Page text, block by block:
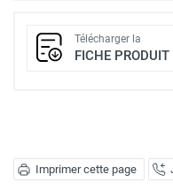
Imprimer cette page
Télécharger la
FICHE PRODUIT